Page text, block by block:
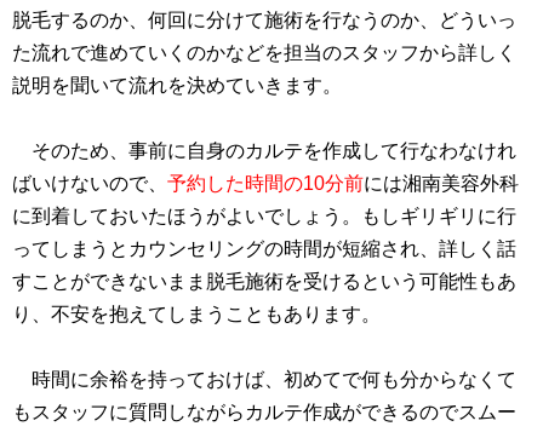
脱毛するのか、何回に分けて施術を行なうのか、どういっ
た流れで進めていくのかなどを担当のスタッフから詳しく
説明を聞いて流れを決めていきます。
そのため、事前に自身のカルテを作成して行なわなけれ
ばいけないので、 予約した時間の10分前には湘南美容外科
に到着しておいたほうがよいでしょう。もしギリギリに行
ってしまうとカウンセリングの時間が短縮され、詳しく話
すことができないまま脱毛施術を受けるという可能性もあ
り、不安を抱えてしまうこともあります。
時間に余裕を持っておけば、初めてで何も分からなくて
もスタッフに質問しながらカルテ作成ができるのでスムー